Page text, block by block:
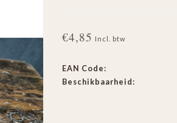
€4,85 Incl. btw
EAN Code:
Beschikbaarheid: